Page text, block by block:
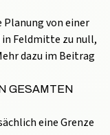
von einer
Feldmitte zu null,
dazu im Beitrag
GESAMTEN
eine Grenze